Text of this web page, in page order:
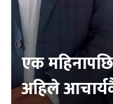
एक
अहिले